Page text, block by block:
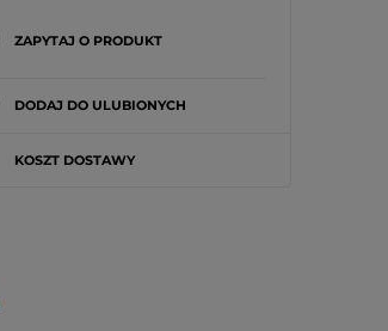
ZAPYTAJ O PRODUKT
DODAJ DO ULUBIONYCH
KOSZT DOSTAWY